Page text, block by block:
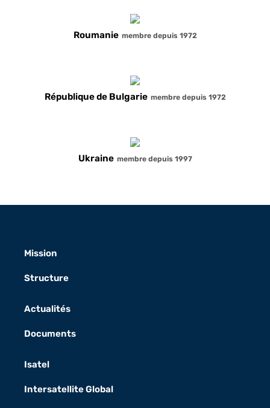
Roumanie membre depuis 1972
République de Bulgarie membre depuis 1972
Ukraine membre depuis 1997
Mission
Structure
Actualités
Documents
Isatel
Intersatellite Global